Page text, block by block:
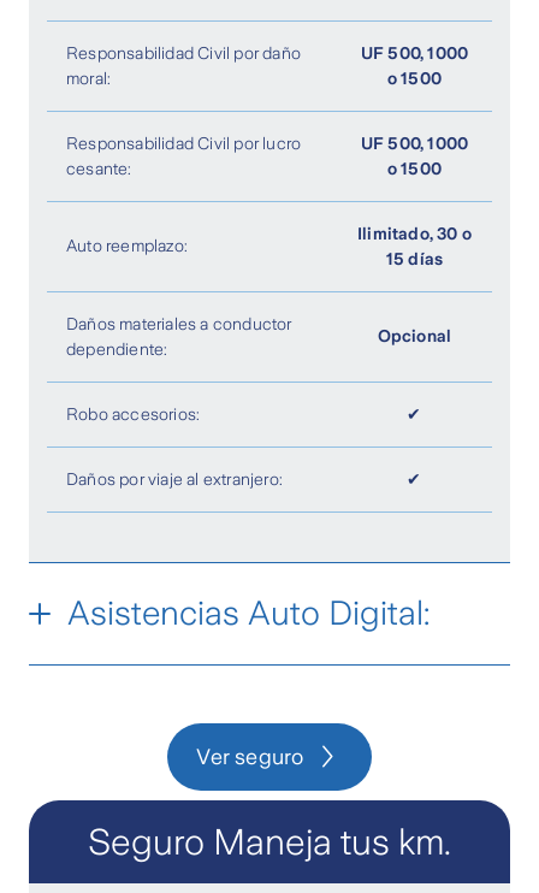
Responsabilidad Civil por daño
moral:
UF 500, 1000
o 1500
Responsabilidad Civil por lucro
cesante:
UF 500, 1000
o 1500
Auto reemplazo:
Ilimitado, 30 o
15 días
Daños materiales a conductor
dependiente:
Opcional
Robo accesorios: ✔
Daños por viaje al extranjero: ✔
Asistencias Auto Digital:
Asistencia legal
✔ Transporte o custodia del vehículo
Ver seguro
Seguro Maneja tus km.